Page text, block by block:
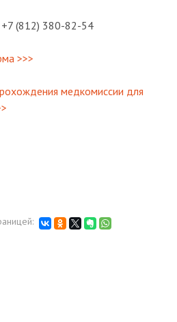
+7 (812) 380-82-54
>>>
медкомиссии для